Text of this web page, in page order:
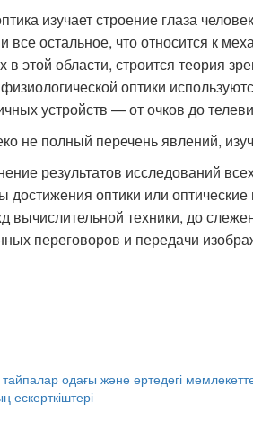
изучает строение глаза
все остальное, что относится к
этой области, строится теория
оптики
устройств — от очков до
не полный перечень явлений,
результатов исследований
достижения оптики или
техники, до
переговоров и передачи
одағы және ертедегі
ескерткіштері